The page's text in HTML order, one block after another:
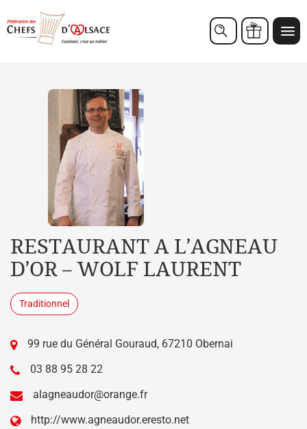
RESTAURANT A L’AGNEAU
D’OR – WOLF LAURENT
Traditionnel
99 rue du Général Gouraud, 67210 Obernai
03 88 95 28 22
alagneaudor@orange.fr
http://www.agneaudor.eresto.net